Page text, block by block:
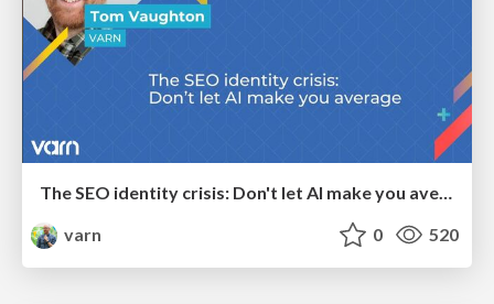
The SEO identity crisis: Don't let AI make you average
varn
0 520